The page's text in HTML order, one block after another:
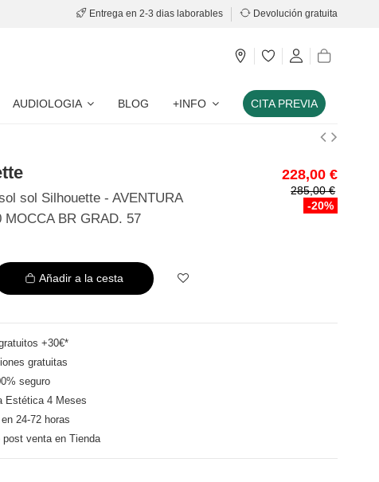
Entrega en 2-3 dias laborables Devolución gratuita
AUDIOLOGIA BLOG +INFO CITA PREVIA
sol Silhouette - AVENTURA
MOCCA BR GRAD. 57
228,00 €
285,00 €
-20%
Añadir a la cesta
+30€*
gratuitas
seguro
Estética 4 Meses
24-72 horas
post venta en Tienda